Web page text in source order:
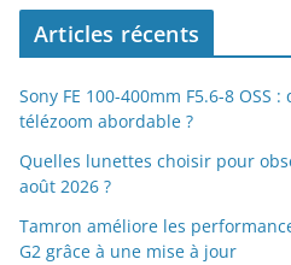
Articles récents
Sony FE 100-400mm F5.6-8 OSS
télézoom abordable ?
Quelles lunettes choisir pour
août 2026 ?
Tamron améliore les
G2 grâce à une mise à jour